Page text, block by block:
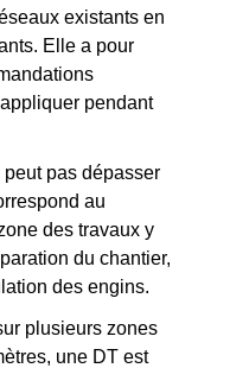
existants en
Elle a pour
pendant
pas dépasser
au
des travaux y
du chantier,
des engins.
plusieurs zones
une DT est